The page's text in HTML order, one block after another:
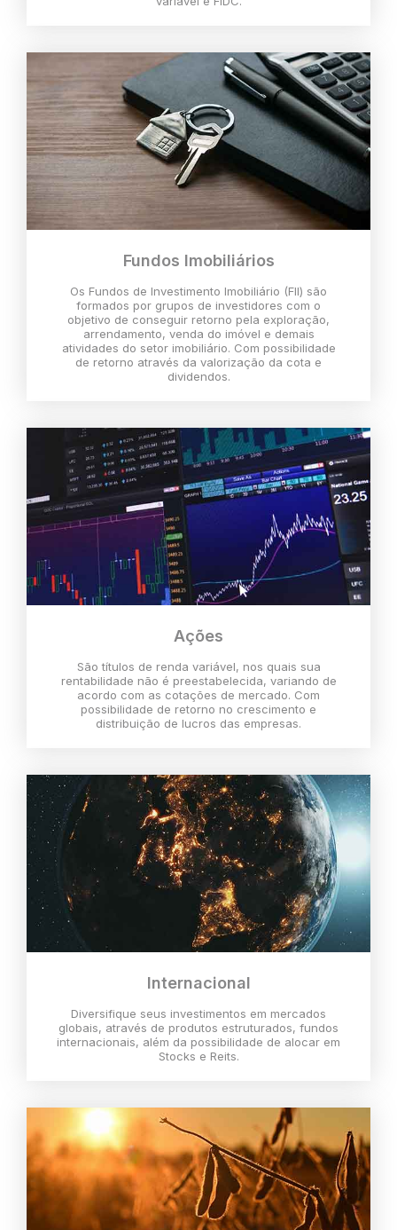
Fundos Imobiliários
Os Fundos de Investimento Imobiliário (FII) são
formados por grupos de investidores com o
objetivo de conseguir retorno pela exploração,
arrendamento, venda do imóvel e demais
atividades do setor imobiliário. Com possibilidade
de retorno através da valorização da cota e
dividendos.
Ações
São títulos de renda variável, nos quais sua
rentabilidade não é preestabelecida, variando de
acordo com as cotações de mercado. Com
possibilidade de retorno no crescimento e
distribuição de lucros das empresas.
Internacional
Diversifique seus investimentos em mercados
globais, através de produtos estruturados, fundos
internacionais, além da possibilidade de alocar em
Stocks e Reits.